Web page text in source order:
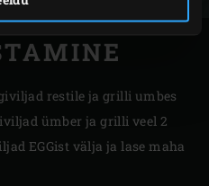
restile ja grilli umbes
ümber ja grilli veel 2
EGGist välja ja lase maha